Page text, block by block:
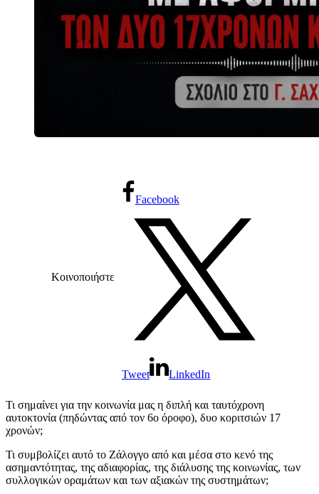
Κοινοποιήστε
Facebook
Tweet LinkedIn
Τι σημαίνει για την κοινωνία μας η διπλή και ταυτόχρονη
αυτοκτονία (πηδώντας από τον 6ο όροφο), δυο κοριτσιών 17
χρονών;
Τι συμβολίζει αυτό το Ζάλογγο από και μέσα στο κενό της
ασημαντότητας, της αδιαφορίας, της διάλυσης της κοινωνίας, των
συλλογικών οραμάτων και των αξιακών της συστημάτων;